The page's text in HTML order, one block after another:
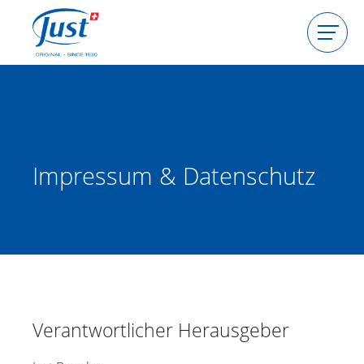
Ratgeber
Impressum & Datenschutz
Verantwortlicher Herausgeber